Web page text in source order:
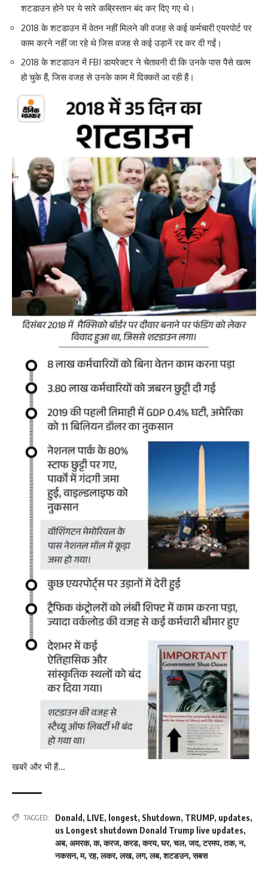
शटडाउन होने पर ये सारे कब्रिस्तान बंद कर दिए गए थे।
2018 के शटडाउन में वेतन नहीं मिलने की वजह से कई कर्मचारी एयरपोर्ट पर
काम करने नहीं जा रहे थे जिस वजह से कई उड़ानें रद्द कर दी गईं।
2018 के शटडाउन में FBI डायरेक्टर ने चेतावनी दी कि उनके पास पैसे खत्म
हो चुके हैं, जिस वजह से उनके काम में दिक्कतें आ रही हैं।
खबरें और भी हैं…
TAGGED: Donald , LIVE, longest, Shutdown, TRUMP, updates,
us Longest shutdown Donald Trump live updates,
अब, अमरक,क,करज,करड,करय,घर,चल,जद,टरमप,तक,न,
नकसन,म,रह,लकर,लख,लग,लब,शटडउन,सबस